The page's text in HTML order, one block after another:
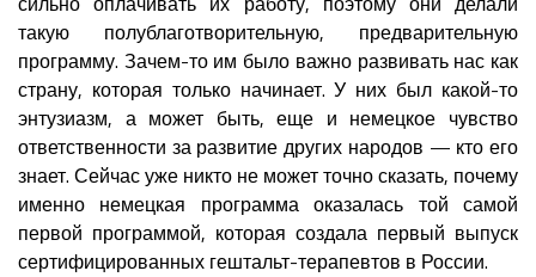
такую полублаготворительную, предварительную
программу. Зачем-то им было важно развивать нас как
страну, которая только начинает. У них был какой-то
энтузиазм, а может быть, еще и немецкое чувство
ответственности за развитие других народов — кто его
знает. Сейчас уже никто не может точно сказать, почему
именно немецкая программа оказалась той самой
первой программой, которая создала первый выпуск
сертифицированных гештальт-терапевтов в России.